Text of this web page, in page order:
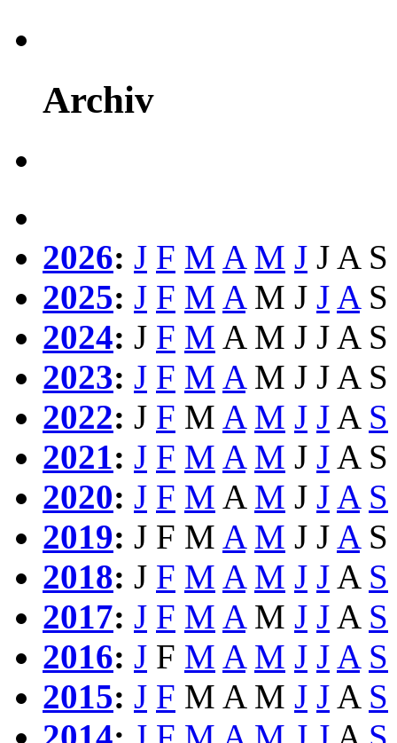
Archiv
2026: J F M A M J J A S
2025: J F M A M J J A S
2024: J F M A M J J A S
2023: J F M A M J J A S
2022: J F M A M J J A S
2021: J F M A M J J A S
2020: J F M A M J J A S
2019: J F M A M J J A S
2018: J F M A M J J A S
2017: J F M A M J J A S
2016: J F M A M J J A S
2015: J F M A M J J A S